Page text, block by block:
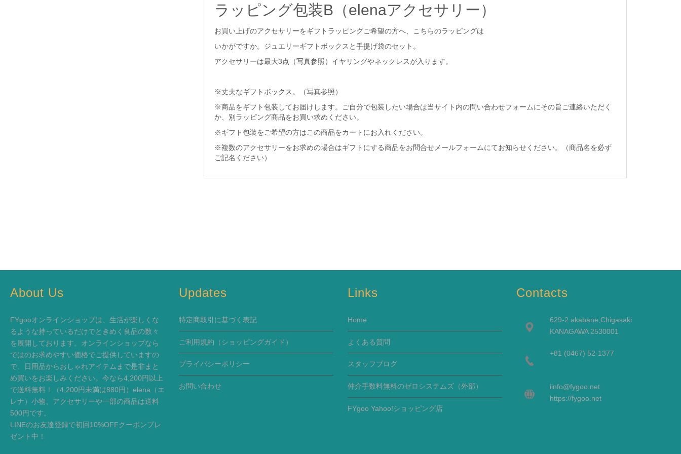
ラッピング包装B（elenaアクセサリー）
お買い上げのアクセサリーをギフトラッピングご希望の方へ、こちらのラッピングは
いかがですか。ジュエリーギフトボックスと手提げ袋のセット。
アクセサリーは最大3点（写真参照）イヤリングやネックレスが入ります。
※丈夫なギフトボックス。（写真参照）
※商品をギフト包装してお届けします。ご自分で包装したい場合は当サイト内の問い合わせフォームにその旨ご連絡いただく
か、別ラッピング商品をお買い求めください。
※ギフト包装をご希望の方はこの商品をカートにお入れください。
※複数のアクセサリーをお求めの場合はギフトにする商品をお問合せメールフォームにてお知らせください。（商品名を必ず
ご記名ください）
About Us
FYgooオンラインショップは、生活が楽しくな
るような持っているだけでときめく良品の数々
を展開しております。オンラインショップなら
ではのお求めやすい価格でご提供していますの
で、日用品からおしゃれアイテムまで是非まと
め買いをお楽しみください。今なら4,200円以上
で送料無料！（4,200円未満は880円）elena（エ
レナ）小物、アクセサリーや一部の商品は送料
500円です。
LINEのお友達登録で初回10%OFFクーポンプレ
ゼント中！
Updates
特定商取引に基づく表記
ご利用規約 （ショッピングガイド）
プライバシーポリシー
お問い合わせ
Links
Home
よくある質問
スタッフブログ
仲介手数料無料のゼロシステムズ（外部）
FYgoo Yahoo!ショッピング店
Contacts
629-2 akabane,Chigasaki
KANAGAWA 2530001
+81 (0467) 52-1377
iinfo@fygoo.net
https://fygoo.net